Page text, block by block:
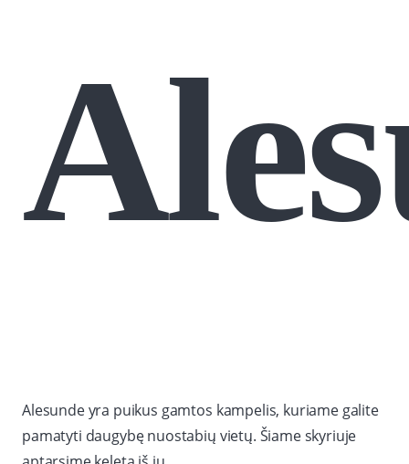
Alesunde yra puikus gamtos kampelis, kuriame galite
pamatyti daugybę nuostabių vietų. Šiame skyriuje